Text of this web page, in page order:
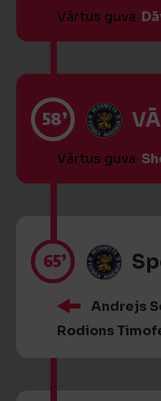
Vārtus guva
58’
Vārtus guva
65’
Andrejs
Rodions